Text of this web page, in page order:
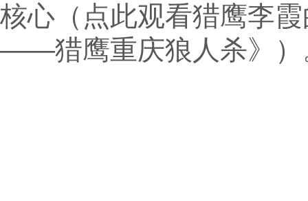
核心（点此观看猎鹰李
——猎鹰重庆狼人杀》）